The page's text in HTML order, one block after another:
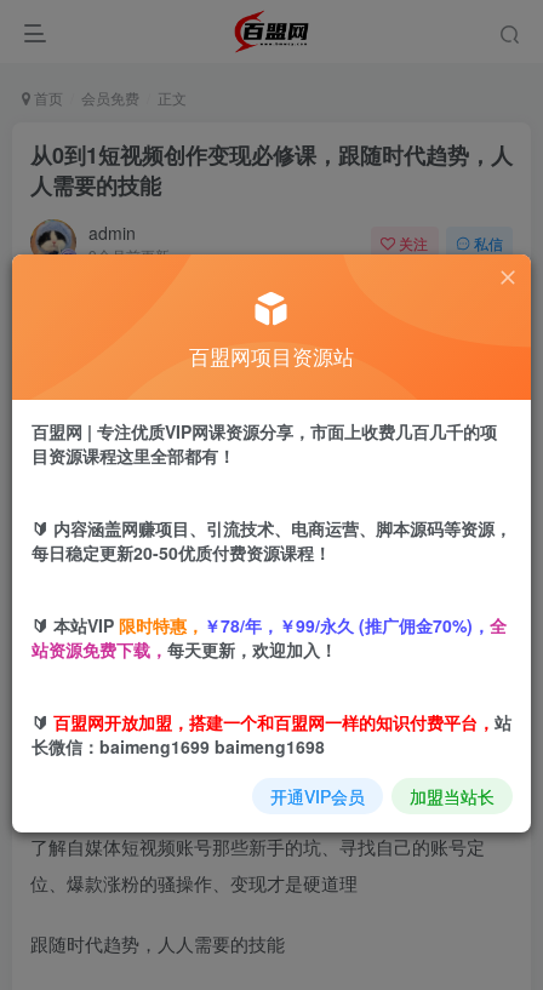
首页 会员免费 正文
从0到1短视频创作变现必修课，跟随时代趋势，人
人需要的技能
admin
9个月前更新
关注 私信
盟币 9.9
立即购买
从0到1短视频创作变现必修课，跟随时代趋势，人人需要的
了解自媒体短视频账号那些新手的坑、寻找自己的账号定
位、爆款涨粉的骚操作、变现才是硬道理
跟随时代趋势，人人需要的技能
百盟网项目资源站
百盟网 | 专注优质VIP网课资源分享，市面上收费几百几千的项
目资源课程这里全部都有！
🔰 内容涵盖网赚项目、引流技术、电商运营、脚本源码等资源，
每日稳定更新20-50优质付费资源课程！
🔰 本站VIP 限时特惠， ￥78/年，￥99/永久 (推广佣金70%)， 全
站资源免费下载， 每天更新，欢迎加入！
🔰 百盟网开放加盟，搭建一个和百盟网一样的知识付费平台， 站
长微信：baimeng1699 baimeng1698
开通VIP会员 加盟当站长